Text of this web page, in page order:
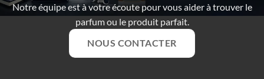
Notre équipe est à votre écoute pour vous aider à trouver le
parfum ou le produit parfait.
NOUS CONTACTER